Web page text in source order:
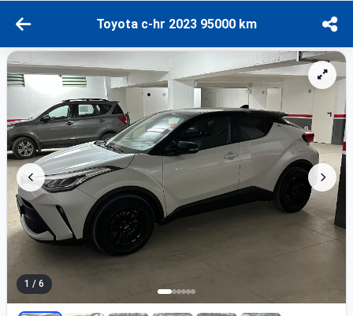
Toyota c-hr 2023 95000 km
1 / 6